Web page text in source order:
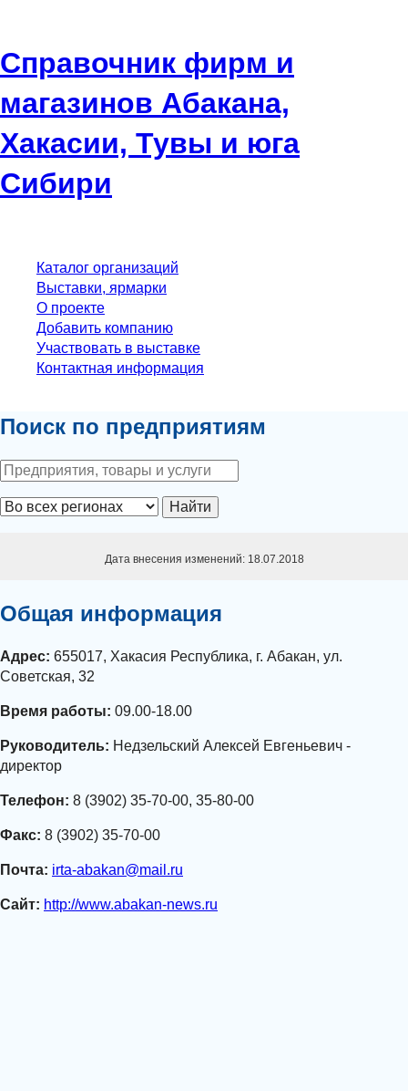
Справочник фирм и
магазинов Абакана,
Хакасии, Тувы и юга
Сибири
Каталог организаций
Выставки, ярмарки
О проекте
Добавить компанию
Участвовать в выставке
Контактная информация
Поиск по предприятиям
Найти
Дата внесения изменений: 18.07.2018
Общая информация
Адрес: 655017, Хакасия Республика, г. Абакан, ул.
Советская, 32
Время работы: 09.00-18.00
Руководитель: Недзельский Алексей Евгеньевич -
директор
Телефон: 8 (3902) 35-70-00, 35-80-00
Факс: 8 (3902) 35-70-00
Почта: irta-abakan@mail.ru
Сайт: http://www.abakan-news.ru